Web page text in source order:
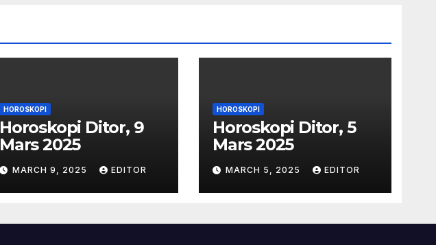
HOROSKOPI
Horoskopi Ditor, 9
Mars 2025
MARCH 9, 2025 EDITOR
HOROSKOPI
Horoskopi Ditor, 5
Mars 2025
MARCH 5, 2025 EDITOR